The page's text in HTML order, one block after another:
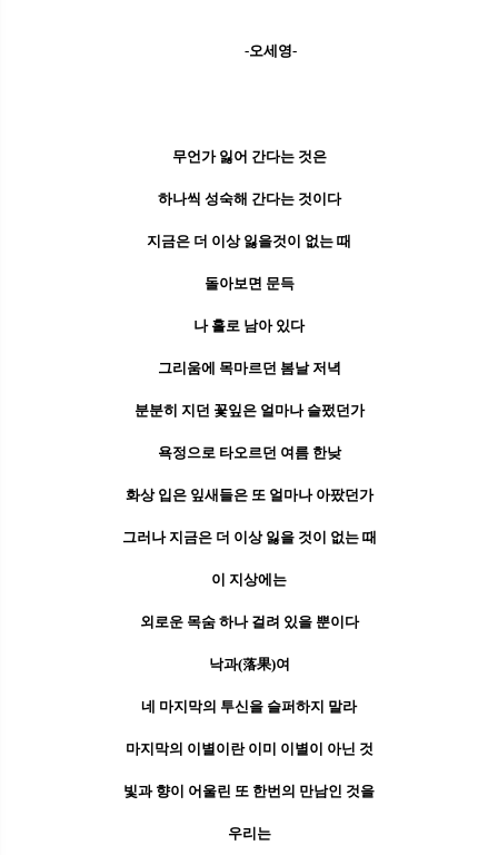
-오세영-
무언가 잃어 간다는 것은
하나씩 성숙해 간다는 것이다
지금은 더 이상 잃을것이 없는 때
돌아보면 문득
나 홀로 남아 있다
그리움에 목마르던 봄날 저녁
분분히 지던 꽃잎은 얼마나 슬펐던가
욕정으로 타오르던 여름 한낮
화상 입은 잎새들은 또 얼마나 아팠던가
그러나 지금은 더 이상 잃을 것이 없는 때
이 지상에는
외로운 목숨 하나 걸려 있을 뿐이다
낙과(落果)여
네 마지막의 투신을 슬퍼하지 말라
마지막의 이별이란 이미 이별이 아닌 것
빛과 향이 어울린 또 한번의 만남인 것을
우리는